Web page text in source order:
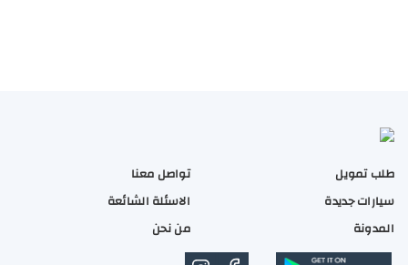
طلب تمويل
سيارات جديدة
المدونة
تواصل معنا
الاسئلة الشائعة
من نحن